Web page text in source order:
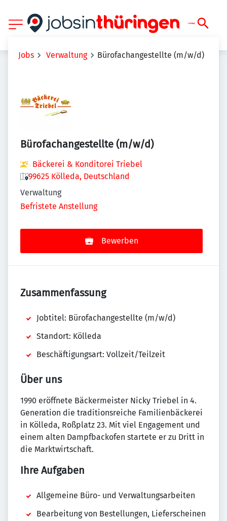
Jobs Verwaltung Bürofachangestellte (m/w/d)
Bürofachangestellte (m/w/d)
Bäckerei & Konditorei Triebel
99625 Kölleda, Deutschland
Verwaltung
Befristete Anstellung
Bewerben
Zusammenfassung
Jobtitel: Bürofachangestellte (m/w/d)
Standort: Kölleda
Beschäftigungsart: Vollzeit/Teilzeit
Über uns
1990 eröffnete Bäckermeister Nicky Triebel in 4.
Generation die traditionsreiche Familienbäckerei
in Kölleda, Roßplatz 23. Mit viel Engagement und
einem alten Dampfbackofen startete er zu Dritt in
die Marktwirtschaft.
Ihre Aufgaben
Allgemeine Büro- und Verwaltungsarbeiten
Bearbeitung von Bestellungen, Lieferscheinen